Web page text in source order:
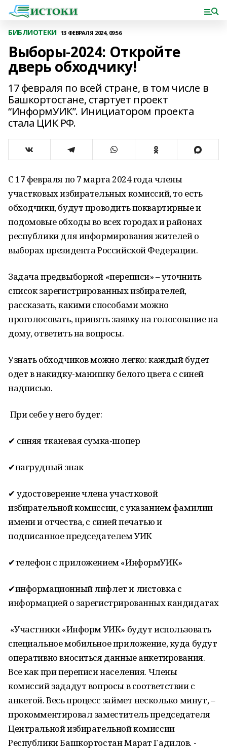
БИБЛИОТЕКИ 13 ФЕВРАЛЯ 2024, 09:56
Выборы-2024: Откройте
дверь обходчику!
17 февраля по всей стране, в том числе в
Башкортостане, стартует проект
“ИнформУИК”. Инициатором проекта
стала ЦИК РФ.
С 17 февраля по 7 марта 2024 года члены
участковых избирательных комиссий, то есть
обходчики, будут проводить поквартирные и
подомовые обходы во всех городах и районах
республики для информирования жителей о
выборах президента Российской Федерации.
Задача предвыборной «переписи» – уточнить
список зарегистрированных избирателей,
рассказать, какими способами можно
проголосовать, принять заявку на голосование на
дому, ответить на вопросы.
Узнать обходчиков можно легко: каждый будет
одет в накидку-манишку белого цвета с синей
надписью.
При себе у него будет:
✔ синяя тканевая сумка-шопер
✔нагрудный знак
✔ удостоверение члена участковой
избирательной комиссии, с указанием фамилии
имени и отчества, с синей печатью и
подписанное председателем УИК
✔телефон с приложением «ИнформУИК»
✔информационный лифлет и листовка с
информацией о зарегистрированных кандидатах
«Участники «Информ УИК» будут использовать
специальное мобильное приложение, куда будут
оперативно вноситься данные анкетирования.
Все как при переписи населения. Члены
комиссий зададут вопросы в соответствии с
анкетой. Весь процесс займет несколько минут, –
прокомментировал заместитель председателя
Центральной избирательной комиссии
Республики Башкортостан Марат Гадилов. -